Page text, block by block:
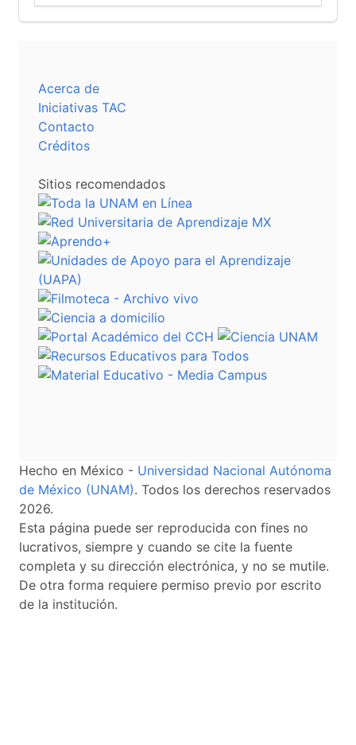
Acerca de
Iniciativas TAC
Contacto
Créditos
Sitios recomendados
Hecho en México - Universidad Nacional Autónoma
de México (UNAM). Todos los derechos reservados
2026.
Esta página puede ser reproducida con fines no
lucrativos, siempre y cuando se cite la fuente
completa y su dirección electrónica, y no se mutile.
De otra forma requiere permiso previo por escrito
de la institución.